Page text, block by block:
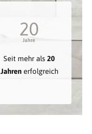
Seit mehr als 20
Jahrenerfolgreich